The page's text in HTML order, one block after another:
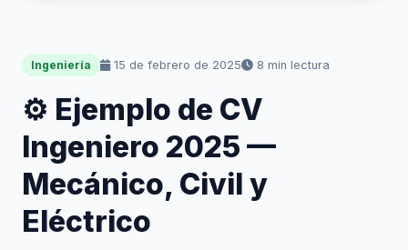
Ingeniería 15 de febrero de 2025 8 min lectura
⚙️ Ejemplo de CV
Ingeniero 2025 —
Mecánico, Civil y
Eléctrico